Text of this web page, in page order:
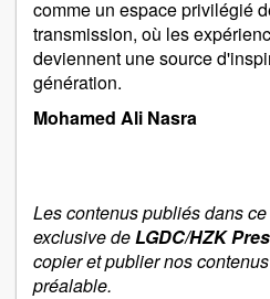
comme un espace privilégié
transmission, où les
deviennent une source
génération.
Mohamed Ali Nasra
Les contenus publiés dans
exclusive deLGDC/HZK
copier et publier nos
préalable.